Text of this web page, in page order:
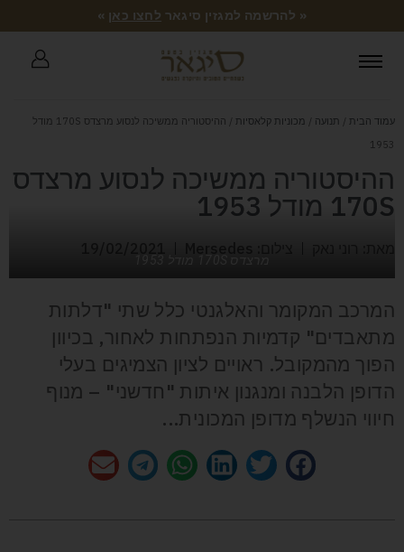
« להרשמה למגזין סיגאר לחצו כאן »
עמוד הבית / תנועה / מכוניות קלאסיות
/ ההיסטוריה ממשיכה לנסוע מרצדס 170S מודל
1953
ההיסטוריה ממשיכה לנסוע מרצדס
170S מודל 1953
המרכב המקומר והאלגנטי כלל שתי "דלתות
מתאבדים" קדמיות הנפתחות לאחור, בכיוון
הפוך מהמקובל. ראויים לציון הצמיגים בעלי
הדופן הלבנה ומנגנון איתות "חדשני" – מנוף
חיווי הנשלף מדופן המכונית...